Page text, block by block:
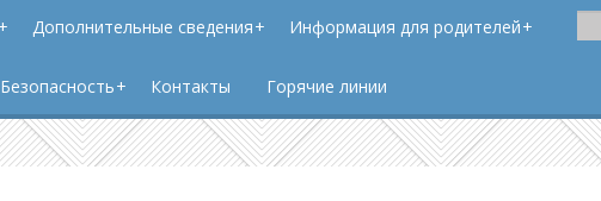
Дополнительные сведения Информация для родителей
Безопасность Контакты Горячие линии